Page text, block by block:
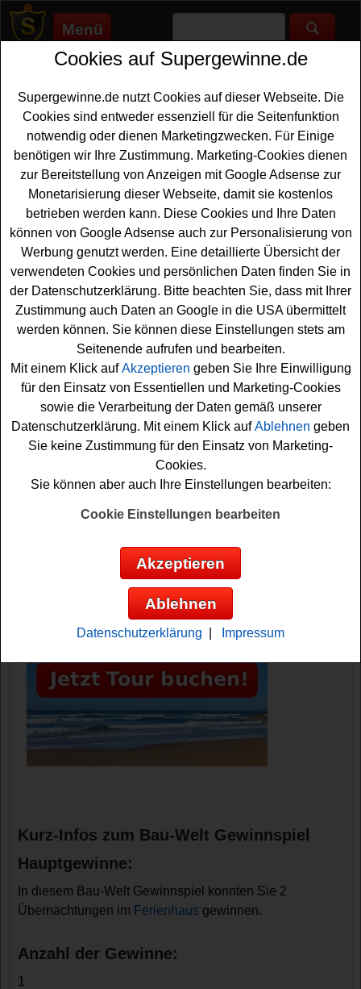
Menü
Supergewinne.de>Gewinnspiele>Reise Gewinnspiele>Bau-
Anzeige:
Anzeige:
Bau-Welt Gewinnspiel -
Übernachtung im Ferienhaus
gewinnen
Ein kostenloses Bau-Welt Gewinnspiel für alle
urlaubsreifen Gewinner. Bau-Welt verlost zwei
Ferienhaus
- und mit etwas Glück
können Sie diese gewinnen. Falls Sie an dem Bau-Welt
Gewinnspiel 2025 kostenlos teilnehmen möchten,
Vielleicht haben Sie ja Glück und können den schönen
im Ferienhaus gewinnen? Auf jeden Fall viel
Bau-Welt verlost 2 Übernachtungen im
Ferienhaus
Anzeige:
Kurz-Infos zum Bau-Welt Gewinnspiel
Hauptgewinne:
In diesem Bau-Welt Gewinnspiel konnten Sie 2
Übernachtungen im Ferienhaus gewinnen.
Anzahl der Gewinne:
1
Cookies auf Supergewinne.de
Supergewinne.de nutzt Cookies auf dieser Webseite. Die
Cookies sind entweder essenziell für die Seitenfunktion
notwendig oder dienen Marketingzwecken. Für Einige
benötigen wir Ihre Zustimmung. Marketing-Cookies dienen
zur Bereitstellung von Anzeigen mit Google Adsense zur
Monetarisierung dieser Webseite, damit sie kostenlos
betrieben werden kann. Diese Cookies und Ihre Daten
können von Google Adsense auch zur Personalisierung von
Werbung genutzt werden. Eine detaillierte Übersicht der
verwendeten Cookies und persönlichen Daten finden Sie in
der Datenschutzerklärung. Bitte beachten Sie, dass mit Ihrer
Zustimmung auch Daten an Google in die USA übermittelt
werden können. Sie können diese Einstellungen stets am
Seitenende aufrufen und bearbeiten.
Mit einem Klick aufAkzeptieren geben Sie Ihre Einwilligung
für den Einsatz von Essentiellen und Marketing-Cookies
sowie die Verarbeitung der Daten gemäß unserer
Datenschutzerklärung. Mit einem Klick aufAblehnen geben
Sie keine Zustimmung für den Einsatz von Marketing-
Cookies.
Sie können aber auch Ihre Einstellungen bearbeiten:
Cookie Einstellungen bearbeiten
Akzeptieren
Ablehnen
Datenschutzerklärung Impressum